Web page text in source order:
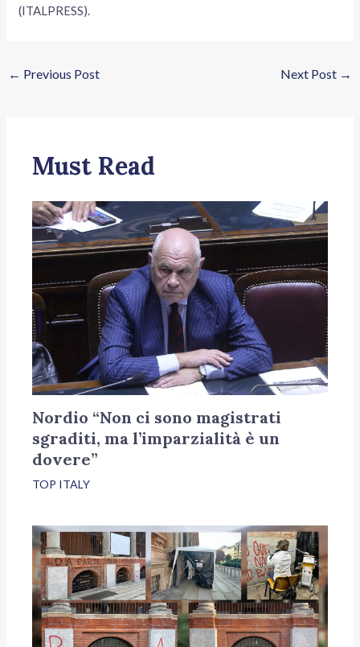
(ITALPRESS).
← Previous Post Next Post →
Must Read
Nordio “Non ci sono magistrati
sgraditi, ma l’imparzialità è un
dovere”
TOP ITALY